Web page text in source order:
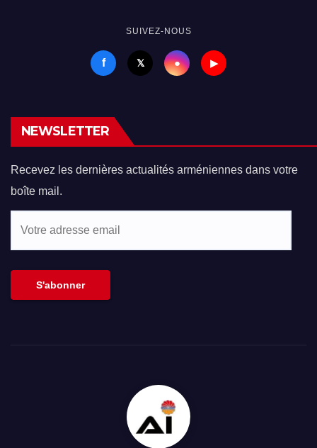
SUIVEZ-NOUS
f 𝕏 ● ▶
NEWSLETTER
Recevez les dernières actualités arméniennes dans votre
boîte mail.
S'abonner